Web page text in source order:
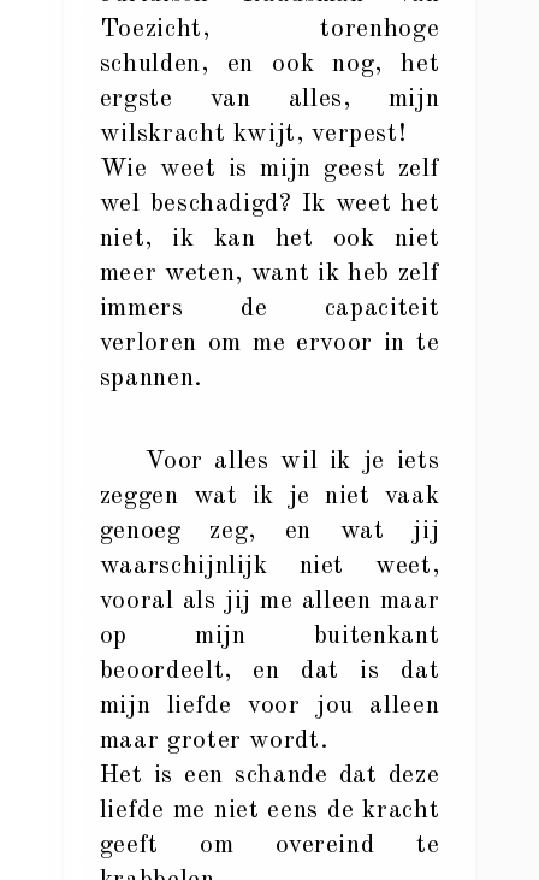
Toezicht, torenhoge
schulden, en ook nog, het
ergste van alles, mijn
wilskracht kwijt, verpest!
Wie weet is mijn geest zelf
wel beschadigd? Ik weet het
niet, ik kan het ook niet
meer weten, want ik heb zelf
immers de capaciteit
verloren om me ervoor in te
spannen.
Voor alles wil ik je iets
zeggen wat ik je niet vaak
genoeg zeg, en wat jij
waarschijnlijk niet weet,
vooral als jij me alleen maar
op mijn buitenkant
beoordeelt, en dat is dat
mijn liefde voor jou alleen
maar groter wordt.
Het is een schande dat deze
liefde me niet eens de kracht
geeft om overeind te